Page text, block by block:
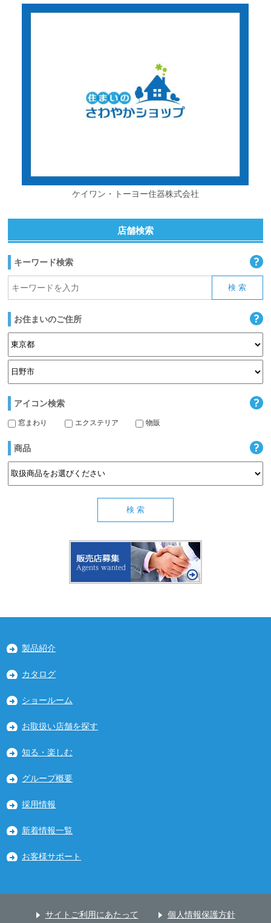
ケイワン・トーヨー住器株式会社
店舗検索
キーワード検索
お住まいのご住所
アイコン検索
窓まわり エクステリア 物販
商品
製品紹介
カタログ
ショールーム
お取扱い店舗を探す
知る・楽しむ
グループ概要
採用情報
新着情報一覧
お客様サポート
サイトご利用にあたって 個人情報保護方針